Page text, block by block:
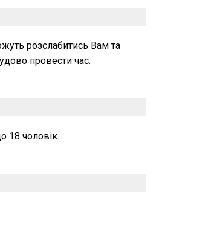
розслабитись Вам та
провести час.
18 чоловік.